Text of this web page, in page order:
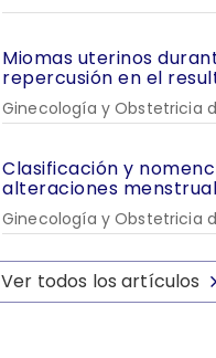
Miomas uterinos
repercusión en el
Ginecología y Obstetricia
Clasificación y
alteraciones
Ginecología y Obstetricia
Ver todos los artículos